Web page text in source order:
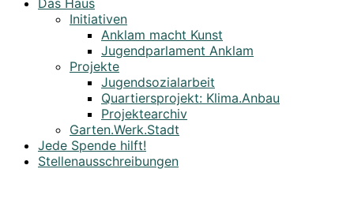
Das Haus
Initiativen
Anklam macht Kunst
Jugendparlament Anklam
Projekte
Jugendsozialarbeit
Quartiersprojekt: Klima.Anbau
Projektearchiv
Garten.Werk.Stadt
Jede Spende hilft!
Stellenausschreibungen